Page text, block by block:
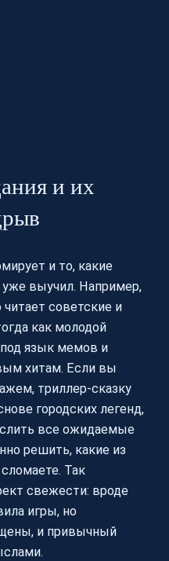
и их
и то, какие
выучил. Например,
читает советские и
как молодой
язык мемов и
хитам. Если вы
триллер-сказку
городских легенд,
все ожидаемые
решить, какие из
Так
свежести: вроде
игры, но
и привычный